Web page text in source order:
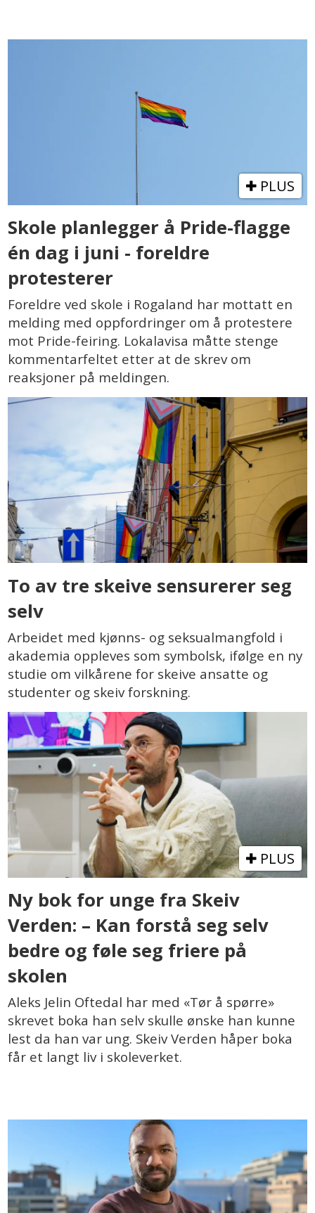
PLUS
Skole planlegger å Pride-flagge
én dag i juni - foreldre
protesterer
Foreldre ved skole i Rogaland har mottatt en
melding med oppfordringer om å protestere
mot Pride-feiring. Lokalavisa måtte stenge
kommentarfeltet etter at de skrev om
reaksjoner på meldingen.
To av tre skeive sensurerer seg
selv
Arbeidet med kjønns- og seksualmangfold i
akademia oppleves som symbolsk, ifølge en ny
studie om vilkårene for skeive ansatte og
studenter og skeiv forskning.
PLUS
Ny bok for unge fra Skeiv
Verden: – Kan forstå seg selv
bedre og føle seg friere på
skolen
Aleks Jelin Oftedal har med «Tør å spørre»
skrevet boka han selv skulle ønske han kunne
lest da han var ung. Skeiv Verden håper boka
får et langt liv i skoleverket.